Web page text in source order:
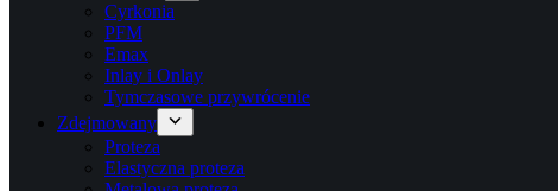
Cyrkonia
PFM
Emax
Inlay i Onlay
Tymczasowe przywrócenie
Zdejmowany
Proteza
Elastyczna proteza